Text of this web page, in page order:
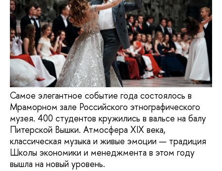
Самое элегантное событие года состоялось в
Мраморном зале Российского этнографического
музея. 400 студентов кружились в вальсе на балу
Питерской Вышки. Атмосфера XIX века,
классическая музыка и живые эмоции — традиция
Школы экономики и менеджмента в этом году
вышла на новый уровень.